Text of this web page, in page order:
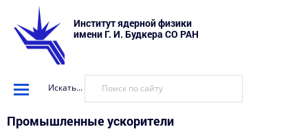
Институт ядерной физики
имени Г. И. Будкера СО РАН
Искать...
Промышленные ускорители